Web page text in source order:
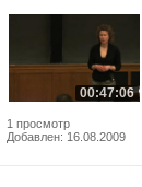
00:47:06
1 просмотр
Добавлен: 16.08.2009